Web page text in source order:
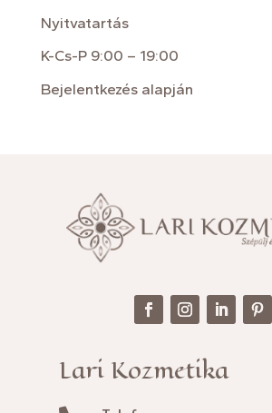
Nyitvatartás
K-Cs-P 9:00 – 19:00
Bejelentkezés alapján
Lari Kozmetika